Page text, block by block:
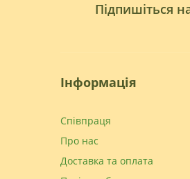
Підпишіться
Інформація
Співпраця
Про нас
Доставка та оплата